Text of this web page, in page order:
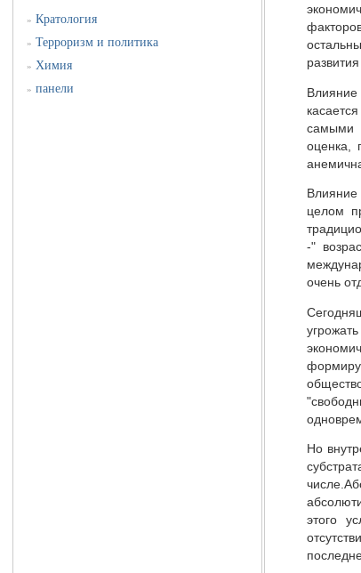
» Кратология
» Терроризм и политика
» Химия
» панели
самыми
оценка,
целом
-"
очень
Но
этого